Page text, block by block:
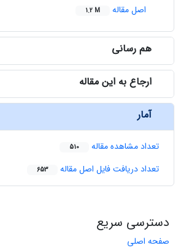
اصل مقاله
1.2 M
هم رسانی
ارجاع به این مقاله
آمار
تعداد مشاهده مقاله 510
تعداد دریافت فایل اصل مقاله 653
دسترسی سریع
صفحه اصلی